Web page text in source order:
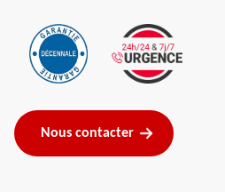
Nous contacter